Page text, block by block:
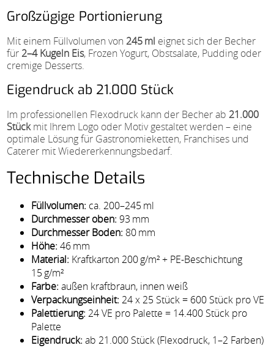
Großzügige Portionierung
Mit einem Füllvolumen von 245 ml eignet sich der Becher
für 2–4 Kugeln Eis, Frozen Yogurt, Obstsalate, Pudding oder
cremige Desserts.
Eigendruck ab 21.000 Stück
Im professionellen Flexodruck kann der Becher ab 21.000
Stückmit Ihrem Logo oder Motiv gestaltet werden – eine
optimale Lösung für Gastronomieketten, Franchises und
Caterer mit Wiedererkennungsbedarf.
Technische Details
Füllvolumen: ca. 200–245 ml
Durchmesser oben: 93 mm
Durchmesser Boden: 80 mm
Höhe: 46 mm
Material: Kraftkarton 200 g/m² + PE-Beschichtung
15 g/m²
Farbe: außen kraftbraun, innen weiß
Verpackungseinheit: 24 x 25 Stück = 600 Stück pro VE
Palettierung: 24 VE pro Palette = 14.400 Stück pro
Palette
Eigendruck: ab 21.000 Stück (Flexodruck, 1–2 Farben)